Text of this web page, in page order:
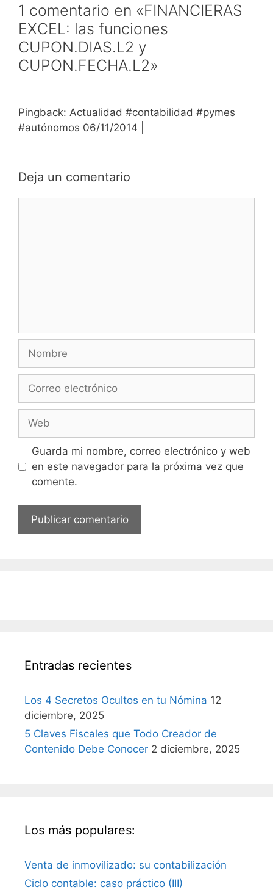
1 comentario en «FINANCIERAS
EXCEL: las funciones
CUPON.DIAS.L2 y
CUPON.FECHA.L2»
Pingback: Actualidad #contabilidad #pymes
#autónomos 06/11/2014 |
Deja un comentario
Nombre
Correo
Web
Guarda mi nombre, correo electrónico y web
en este navegador para la próxima vez que
comente.
Entradas recientes
Los 4 Secretos Ocultos en tu Nómina 12
diciembre, 2025
5 Claves Fiscales que Todo Creador de
Contenido Debe Conocer 2 diciembre, 2025
Los más populares:
Venta de inmovilizado: su contabilización
Ciclo contable: caso práctico (III)